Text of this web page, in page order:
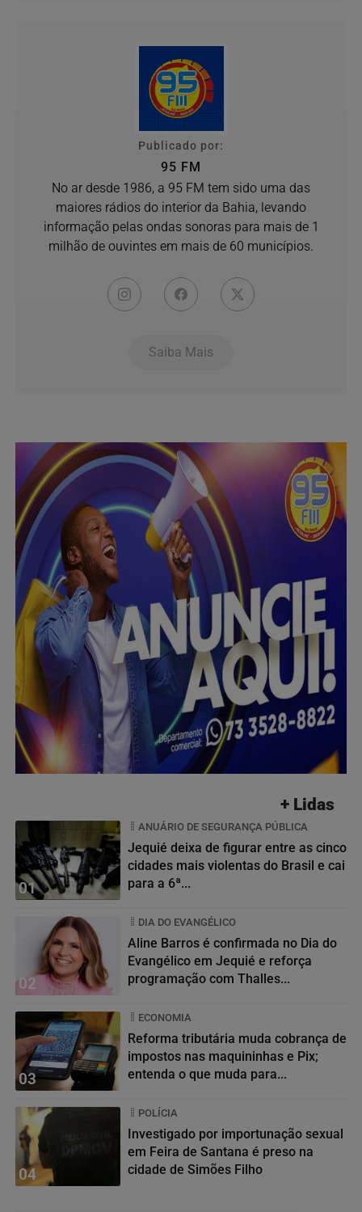
Publicado por:
95 FM
No ar desde 1986, a 95 FM tem sido uma das
maiores rádios do interior da Bahia, levando
informação pelas ondas sonoras para mais de 1
milhão de ouvintes em mais de 60 municípios.
Saiba Mais
+ Lidas
01
ANUÁRIO DE SEGURANÇA PÚBLICA
Jequié deixa de figurar entre as cinco
cidades mais violentas do Brasil e cai
para a 6ª...
02
DIA DO EVANGÉLICO
Aline Barros é confirmada no Dia do
Evangélico em Jequié e reforça
programação com Thalles...
03
ECONOMIA
Reforma tributária muda cobrança de
impostos nas maquininhas e Pix;
entenda o que muda para...
04
POLÍCIA
Investigado por importunação sexual
em Feira de Santana é preso na
cidade de Simões Filho